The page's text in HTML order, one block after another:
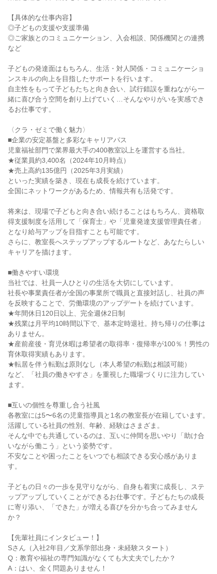
【具体的な仕事内容】
◎子どもの支援や支援準備
◎ご家族とのコミュニケーション、入会相談、関係機関との連携
など
子どもの発達面はもちろん、生活・対人関係・コミュニケーショ
ンスキルの向上を目指したサポートを行います。
自主性をもって子どもたちと向き合い、試行錯誤を重ねながら一
緒に喜び合う空間を創り上げていく…そんなやりがいを実感でき
るお仕事です。
〈クラ・ゼミで働く魅力〉
■企業の安定基盤と多彩なキャリアパス
児童福祉部門で業界最大手の400教室以上を運営する当社。
★従業員約3,400名（2024年10月時点）
★売上高約135億円（2025年3月実績）
といった実績を築き、現在も成長を続けています。
全国にネットワークがあるため、情報共有も活発です。
将来は、現場で子どもと向き合い続けることはもちろん、資格取
得支援制度を活用して「保育士」や「児童発達支援管理責任者」
となり給与アップを目指すことも可能です。
さらに、教室長へステップアップするルートなど、あなたらしい
キャリアを描けます。
■働きやすい環境
当社では、社員一人ひとりの生活を大切にしています。
社長や事業責任者が全国の事業所で職員と直接対話し、社員の声
を反映することで、労働環境のアップデートを続けています。
★年間休日120日以上、完全週休2日制
★残業は月平均10時間以下で、基本定時退社。持ち帰りの仕事は
ありません。
★産前産後・育児休暇は希望者の取得率・復帰率が100％！男性の
育休取得実績もあります。
★転居を伴う転勤は原則なし（本人希望の転勤は相談可能）
など、「社員の働きやすさ」を重視した職場づくりに注力してい
ます。
■互いの個性を尊重し合う社風
各教室には5〜6名の児童指導員と1名の教室長が在籍しています。
活躍している社員の性別、年齢、経験はさまざま。
そんな中でも共通しているのは、互いに仲間を思いやり「助け合
いながら働こう」という姿勢です。
不安なことや困ったことをいつでも相談できる安心感がありま
す。
子どもの日々の一歩を見守りながら、自身も着実に成長し、ステ
ップアップしていくことができるお仕事です。子どもたちの成長
に寄り添い、「できた」が増える喜びを分かち合ってみません
か？
【先輩社員にインタビュー！】
Sさん（入社2年目／文系学部出身・未経験スタート）
Q：教育や福祉の専門知識がなくても大丈夫でしたか？
A：はい、全く問題ありません！